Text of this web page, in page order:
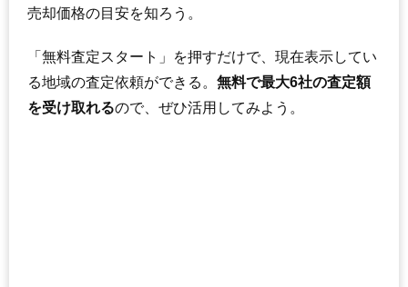
マンションナビで
サニーコート長沼
住所 東京都八王子市長沼町
売却価格の目安を知ろう。
「無料査定スタート」を押すだけで、現在表示してい
る地域の査定依頼ができる。 無料で最大6社の査定額
を受け取れるので、ぜひ活用してみよう。